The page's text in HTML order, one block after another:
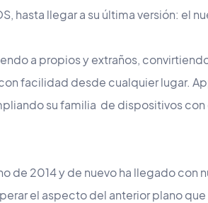
hasta llegar a su última versión: el
a propios y extraños,
facilidad desde cualquier lugar.
su familia de dispositivos
de 2014 y de nuevo ha llegado con
el aspecto del anterior plano